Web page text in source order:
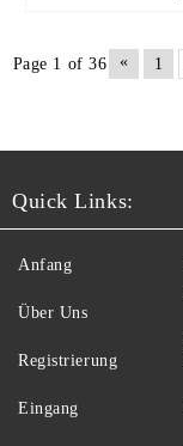
Page 1 of 36 « 1
Quick Links:
Anfang
Über Uns
Registrierung
Eingang